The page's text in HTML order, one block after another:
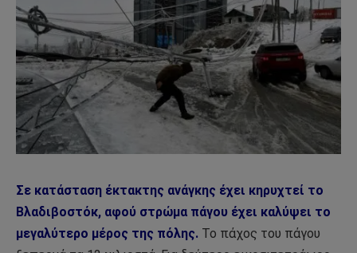
Σε κατάσταση έκτακτης ανάγκης έχει κηρυχτεί το
Βλαδιβοστόκ, αφού στρώμα πάγου έχει καλύψει το
μεγαλύτερο μέρος της πόλης. Το πάχος του πάγου